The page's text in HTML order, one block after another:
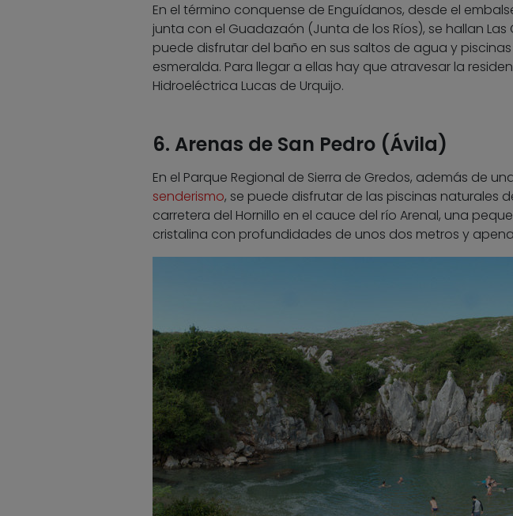
En el término conquense de Enguídanos, desde el
junta con el Guadazaón (Junta de los Ríos), se hallan Las
puede disfrutar del baño en sus saltos de agua y
esmeralda. Para llegar a ellas hay que atravesar la
Hidroeléctrica Lucas de Urquijo.
6. Arenas de San Pedro (Ávila)
En el Parque Regional de Sierra de Gredos, además de
senderismo, se puede disfrutar de las piscinas naturales
carretera del Hornillo en el cauce del río Arenal, una
cristalina con profundidades de unos dos metros y